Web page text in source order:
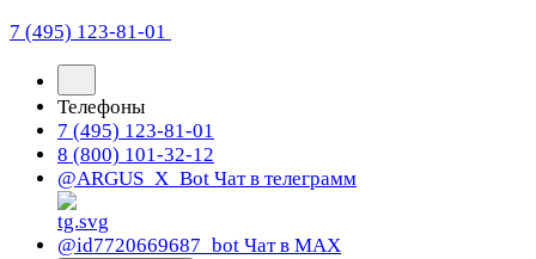
7 (495) 123-81-01
Телефоны
7 (495) 123-81-01
8 (800) 101-32-12
@ARGUS_X_Bot Чат в телеграмм
@id7720669687_bot Чат в МАХ